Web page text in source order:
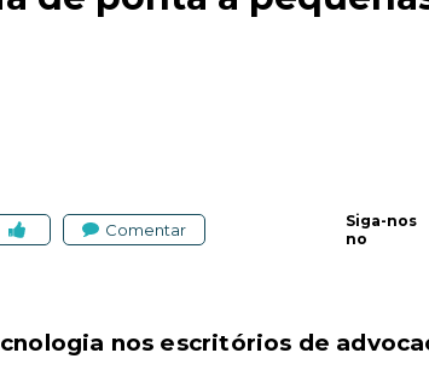
Comentar
Siga-nos
no
nos escritórios de